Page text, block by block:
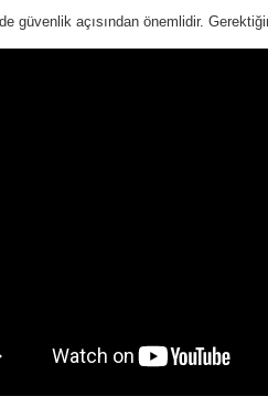
güvenlik açısından önemlidir.